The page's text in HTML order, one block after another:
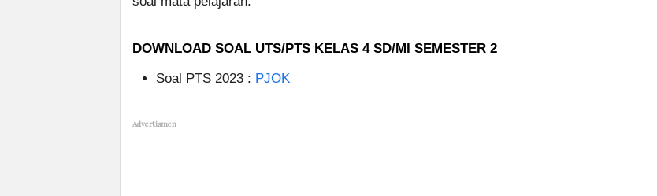
DOWNLOAD SOAL UTS/PTS KELAS 4 SD/MI SEMESTER 2
Soal PTS 2023 : PJOK
Advertismen